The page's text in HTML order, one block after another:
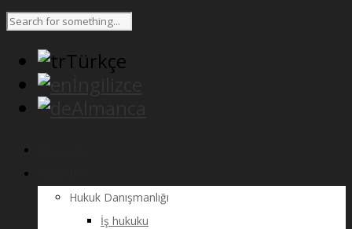
Türkçe
Hukuk Danışmanlığı
İş hukuku